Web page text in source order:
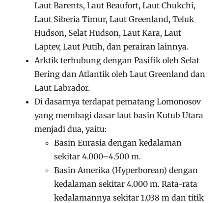
Laut Barents, Laut Beaufort, Laut Chukchi,
Laut Siberia Timur, Laut Greenland, Teluk
Hudson, Selat Hudson, Laut Kara, Laut
Laptev, Laut Putih, dan perairan lainnya.
Arktik terhubung dengan Pasifik oleh Selat
Bering dan Atlantik oleh Laut Greenland dan
Laut Labrador.
Di dasarnya terdapat pematang Lomonosov
yang membagi dasar laut basin Kutub Utara
menjadi dua, yaitu:
Basin Eurasia dengan kedalaman
sekitar 4.000–4.500 m.
Basin Amerika (Hyperborean) dengan
kedalaman sekitar 4.000 m. Rata-rata
kedalamannya sekitar 1.038 m dan titik